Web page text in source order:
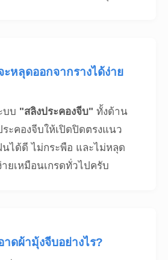
หลุดออกจากรางได้ง่าย
บบ "สลิงประคองจีบ" ทั้งด้าน
ะคองจีบให้เปิดปิดตรงแนว
ได้ดี ไม่กระพือ และไม่หลุด
ายเหมือนเกรดทั่วไปครับ
ดผ้ามุ้งจีบอย่างไร?